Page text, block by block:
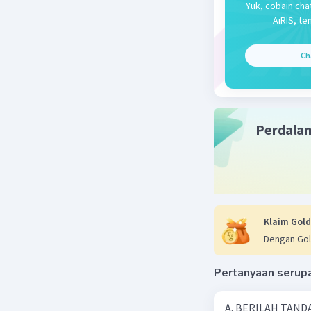
Beri
Yuk, cobain
AiRIS,
Klaim
Dengan
Pertanyaan
A. BERILAH